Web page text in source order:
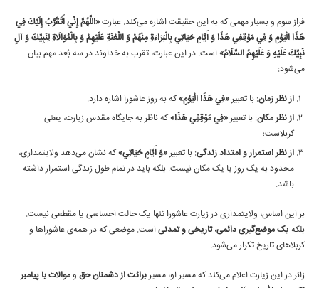
فراز سوم و بسیار مهمی که به این حقیقت اشاره می‌کند. عبارت«اللَّهُمَّ إِنِّي أَتَقَرَّبُ إِلَيْكَ فِي
هَذَا الْيَوْمِ وَ فِي مَوْقِفِي هَذَا وَ أَيَّامِ حَيَاتِي بِالْبَرَاءَةِ مِنْهُمْ وَ اللَّعْنَةِ عَلَيْهِمْ وَ بِالْمُوَالَاةِ لِنَبِيِّكَ وَ آلِ
نَبِيِّكَ عَلَيْهِ وَ عَلَيْهِمُ السَّلَامُ»است. در این عبارت، تقرب به خداوند در سه بُعد مهم بیان
می‌شود:
از نظر زمان: با تعبیر«فِي هَذَا الْيَوْمِ»که به روز عاشورا اشاره دارد.
از نظر مکان: با تعبیر«فِي مَوْقِفِي هَذَا»که ناظر به جایگاه مقدس زیارت، یعنی
کربلاست؛
از نظر استمرار و امتداد زندگی: با تعبیر«وَ أَيَّامِ حَيَاتِي»که نشان می‌دهد ولایتمداری،
محدود به یک روز یا یک مکان نیست. بلکه باید در تمام طول زندگی استمرار داشته
باشد.
بر این اساس، ولایتمداری در زیارت عاشورا تنها یک حالت احساسی یا مقطعی نیست.
بلکهیک موضع‌گیری دائمی، تاریخی و تمدنیاست. موضعی که در همه‌ی عاشوراها و
کربلاهای تاریخ تکرار می‌شود.
زائر در این زیارت اعلام می‌کند که مسیر او، مسیربرائت از دشمنان حق وموالات با پیامبر